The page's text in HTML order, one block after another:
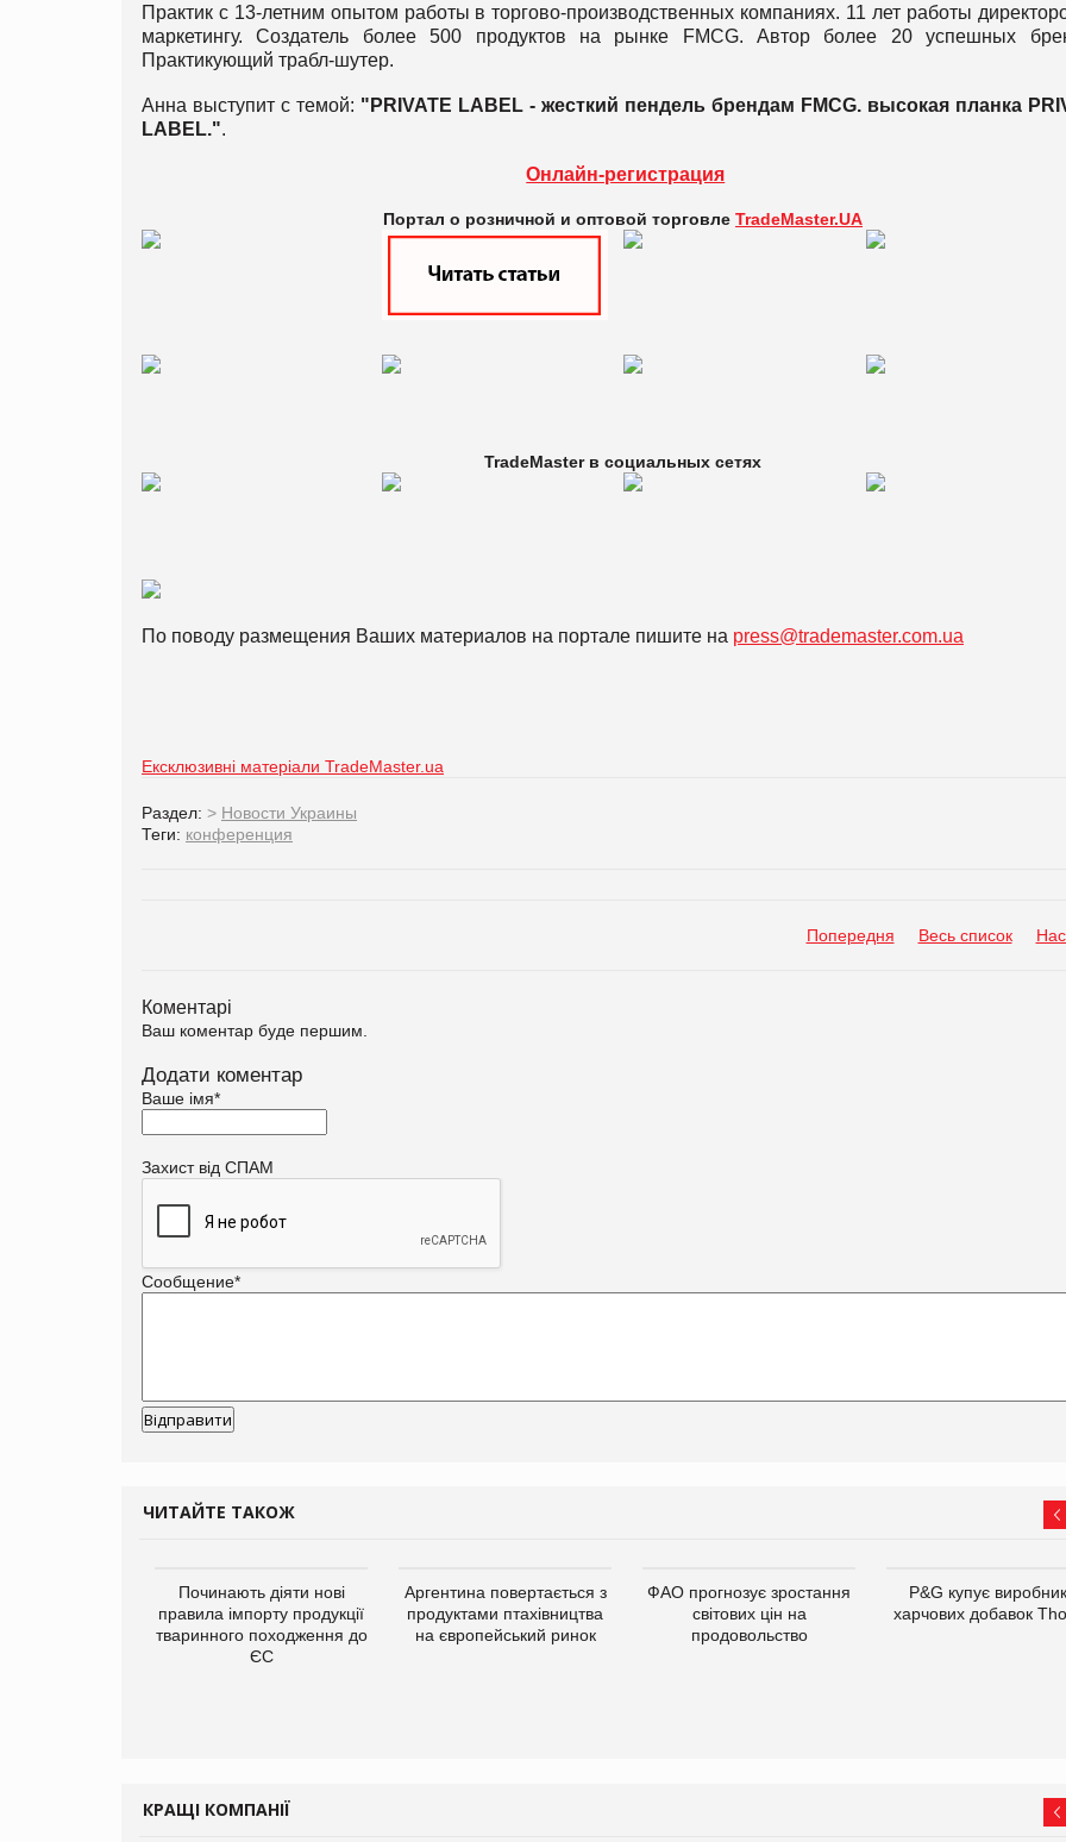
Практик с 13-летним опытом работы в торгово-производственных компаниях. 11 лет работы
маркетингу. Создатель более 500 продуктов на рынке FMCG. Автор более 20 успешных
Практикующий трабл-шутер.
Анна выступит с темой: " PRIVATE LABEL - жесткий пендель брендам FMCG. высокая планка
LABEL.".
Онлайн-регистрация
Портал о розничной и оптовой торговле TradeMaster.UA
TradeMaster в социальных сетях
По поводу размещения Ваших материалов на портале пишите на press@trademaster.com.ua
Ексклюзивні матеріали TradeMaster.ua
Раздел: > Новости Украины
Теги: конференция
Попередня Весь список
Коментарі
Ваш коментар буде першим.
Додати коментар
Ваше імя*
Захист від СПАМ
Сообщение*
ЧИТАЙТЕ ТАКОЖ
Починають діяти нові
правила імпорту продукції
тваринного походження до
ЄС
Аргентина повертається з
продуктами птахівництва
на європейський ринок
ФАО прогнозує зростання
світових цін на
продовольство
P&G купує
харчових добавок
КРАЩІ КОМПАНІЇ